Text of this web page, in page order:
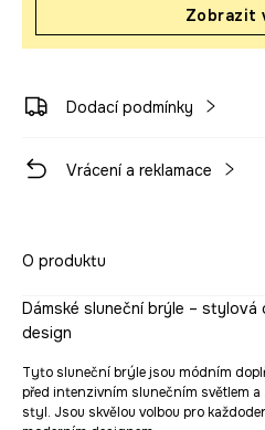
Zobrazit
Dodací podmínky
Vrácení a reklamace
O produktu
Dámské sluneční brýle – stylová
design
Tyto sluneční brýle jsou módním
před intenzivním slunečním světlem
styl. Jsou skvělou volbou pro